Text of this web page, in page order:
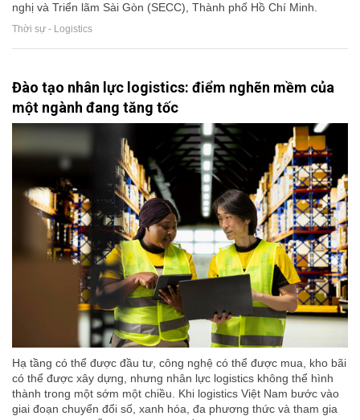
nghị và Triển lãm Sài Gòn (SECC), Thành phố Hồ Chí Minh.
Thời sự - Logistics
Đào tạo nhân lực logistics: điểm nghẽn mềm của
một ngành đang tăng tốc
Hạ tầng có thể được đầu tư, công nghệ có thể được mua, kho bãi
có thể được xây dựng, nhưng nhân lực logistics không thể hình
thành trong một sớm một chiều. Khi logistics Việt Nam bước vào
giai đoạn chuyển đổi số, xanh hóa, đa phương thức và tham gia